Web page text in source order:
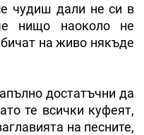
чудиш дали не си в
нищо наоколо не
на живо някъде
достатъчни да
те всички куфеят,
на песните,